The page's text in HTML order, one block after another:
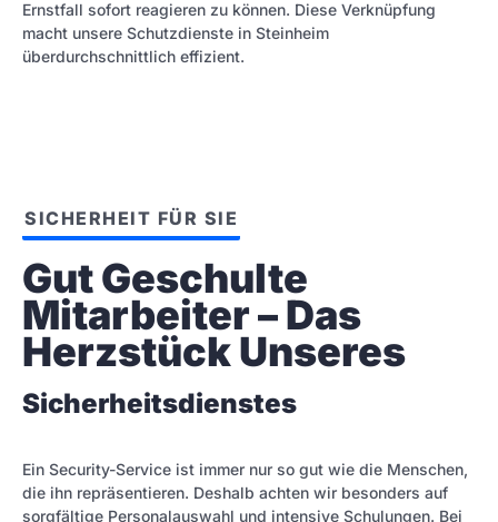
Ernstfall sofort reagieren zu können. Diese Verknüpfung
macht unsere Schutzdienste in Steinheim
überdurchschnittlich effizient.
SICHERHEIT FÜR SIE
Gut Geschulte
Mitarbeiter – Das
Herzstück Unseres
Sicherheitsdienstes
Ein Security-Service ist immer nur so gut wie die Menschen,
die ihn repräsentieren. Deshalb achten wir besonders auf
sorgfältige Personalauswahl und intensive Schulungen. Bei